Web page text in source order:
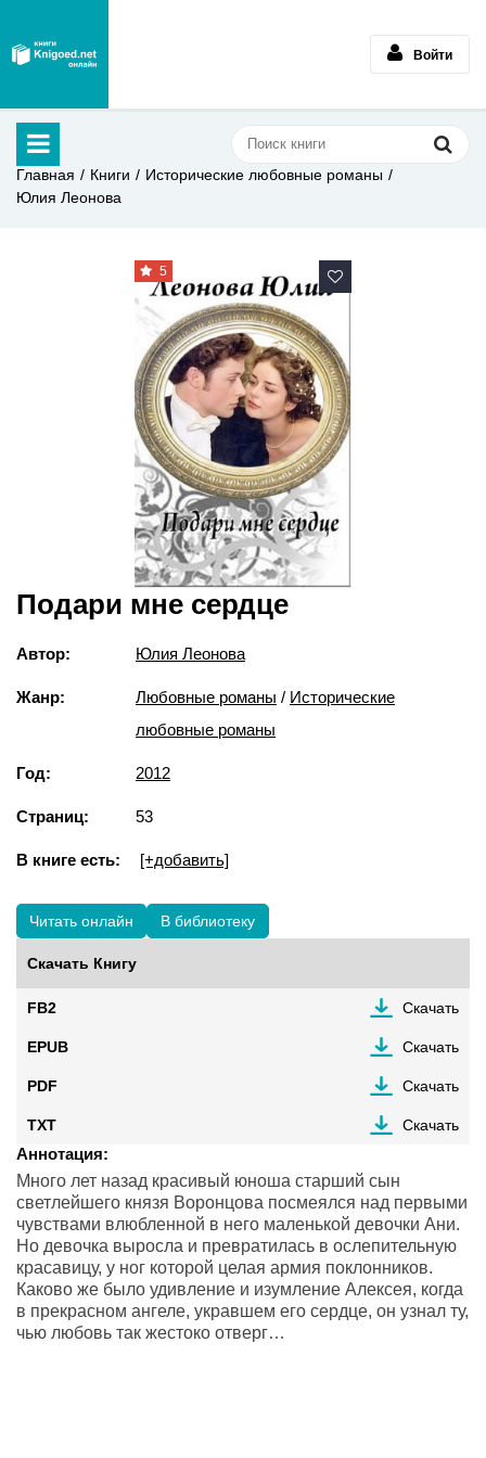
Войти
Главная Книги
Исторические любовные романы
Юлия Леонова
5
Подари мне сердце
Автор: Юлия Леонова
Жанр: Любовные романы / Исторические
любовные романы
Год: 2012
Страниц: 53
В книге есть: [+добавить]
Читать онлайн В библиотеку
Скачать Книгу
FB2 Скачать
EPUB Скачать
PDF Скачать
TXT Скачать
Аннотация:
Много лет назад красивый юноша старший сын
светлейшего князя Воронцова посмеялся над первыми
чувствами влюбленной в него маленькой девочки Ани.
Но девочка выросла и превратилась в ослепительную
красавицу, у ног которой целая армия поклонников.
Каково же было удивление и изумление Алексея, когда
в прекрасном ангеле, укравшем его сердце, он узнал ту,
чью любовь так жестоко отверг…